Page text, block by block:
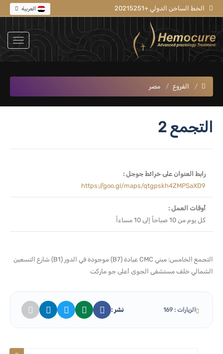
الخط الساخن الدولي +20215251
الفروع مصر
التجمع 2
رابط العنوان على خرائط جوجل :
https://goo.gl/maps/qtgpskh4ZMPSaXD9
أوقات العمل :
كل يوم من 10 صباحاً إلى 10 مساءاً
التجمع الخامس: مبني CMC عيادة (B7) موجودة في الدور (B1) شارع التسعين
الشمالي خلف مستشفى الجوى أعلى جو ماركت
الزيارات : 169 نشر :